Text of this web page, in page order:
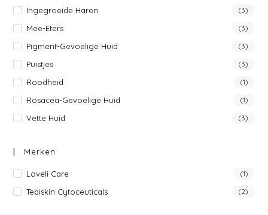
Ingegroeide Haren (3)
Mee-Eters (3)
Pigment-Gevoelige Huid (3)
Puistjes (3)
Roodheid (1)
Rosacea-Gevoelige Huid (1)
Vette Huid (3)
Merken
Loveli Care (1)
Tebiskin Cytoceuticals (2)